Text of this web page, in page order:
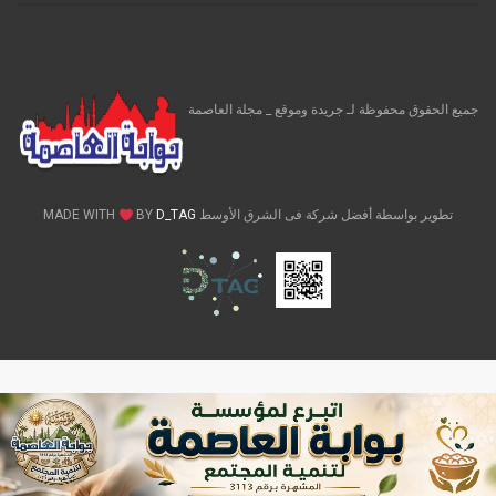
جميع الحقوق محفوظة لـ جريدة وموقع _ مجلة العاصمة
تطوير بواسطة أفضل شركة فى الشرق الأوسط MADE WITH BY D_TAG